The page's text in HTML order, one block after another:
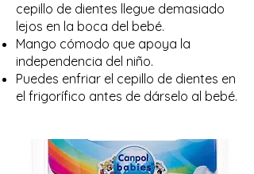
cepillo de dientes llegue demasiado
lejos en la boca del bebé.
Mango cómodo que apoya la
independencia del niño.
Puedes enfriar el cepillo de dientes en
el frigorífico antes de dárselo al bebé.